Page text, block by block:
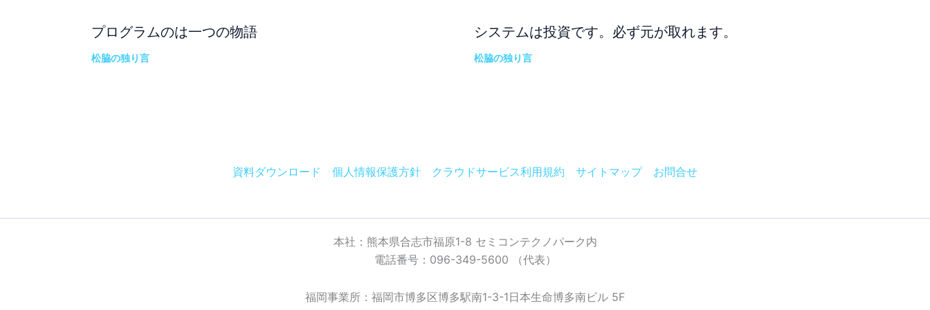
プログラムのは一つの物語
松脇の独り言
システムは投資です。必ず元が取れます。
松脇の独り言
資料ダウンロード 個人情報保護方針 クラウドサービス利用規約 サイトマップ お問合せ
本社：熊本県合志市福原1-8 セミコンテクノパーク内
電話番号：096-349-5600 （代表）
福岡事業所：福岡市博多区博多駅南1-3-1日本生命博多南ビル 5F